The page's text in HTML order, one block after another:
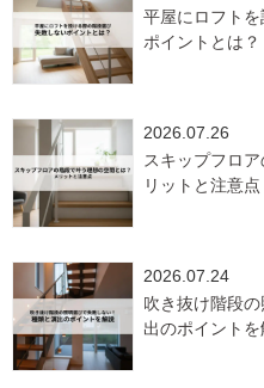
平屋にロフト
ポイントとは？
2026.07.26
スキップフロ
リットと注意点
2026.07.24
吹き抜け階段
出のポイントを